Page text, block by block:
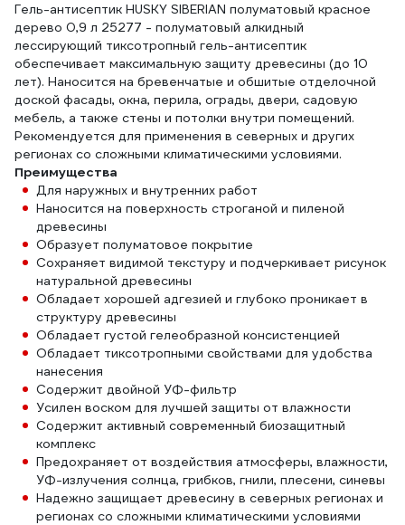
Гель-антисептик HUSKY SIBERIAN полуматовый красное
дерево 0,9 л 25277 - полуматовый алкидный
лессирующий тиксотропный гель-антисептик
обеспечивает максимальную защиту древесины (до 10
лет). Наносится на бревенчатые и обшитые отделочной
доской фасады, окна, перила, ограды, двери, садовую
мебель, а также стены и потолки внутри помещений.
Рекомендуется для применения в северных и других
регионах со сложными климатическими условиями.
Преимущества
Для наружных и внутренних работ
Наносится на поверхность строганой и пиленой
древесины
Образует полуматовое покрытие
Сохраняет видимой текстуру и подчеркивает рисунок
натуральной древесины
Обладает хорошей адгезией и глубоко проникает в
структуру древесины
Обладает густой гелеобразной консистенцией
Обладает тиксотропными свойствами для удобства
нанесения
Содержит двойной УФ-фильтр
Усилен воском для лучшей защиты от влажности
Содержит активный современный биозащитный
комплекс
Предохраняет от воздействия атмосферы, влажности,
УФ-излучения солнца, грибков, гнили, плесени, синевы
Надежно защищает древесину в северных регионах и
регионах со сложными климатическими условиями